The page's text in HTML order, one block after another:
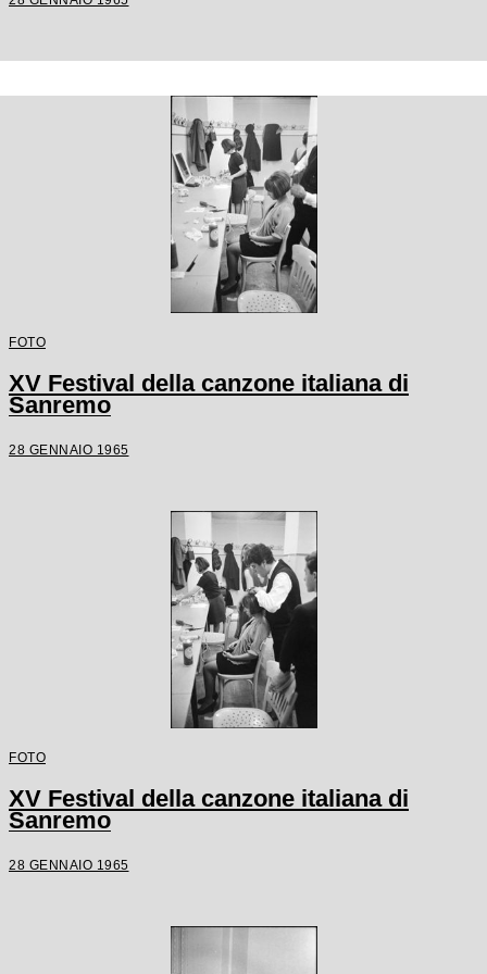
FOTO
XV Festival della canzone italiana di
Sanremo
28 GENNAIO 1965
FOTO
XV Festival della canzone italiana di
Sanremo
28 GENNAIO 1965